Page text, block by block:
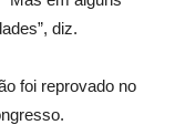
diz.
foi reprovado no